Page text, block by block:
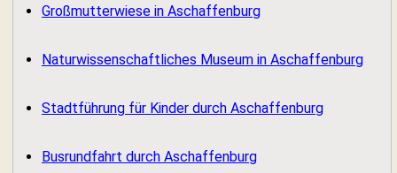
Großmutterwiese in Aschaffenburg
Naturwissenschaftliches Museum in Aschaffenburg
Stadtführung für Kinder durch Aschaffenburg
Busrundfahrt durch Aschaffenburg